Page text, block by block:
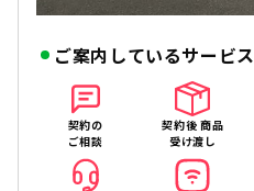
ご案内しているサービス
契約の
ご相談
契約後 商品
受け渡し